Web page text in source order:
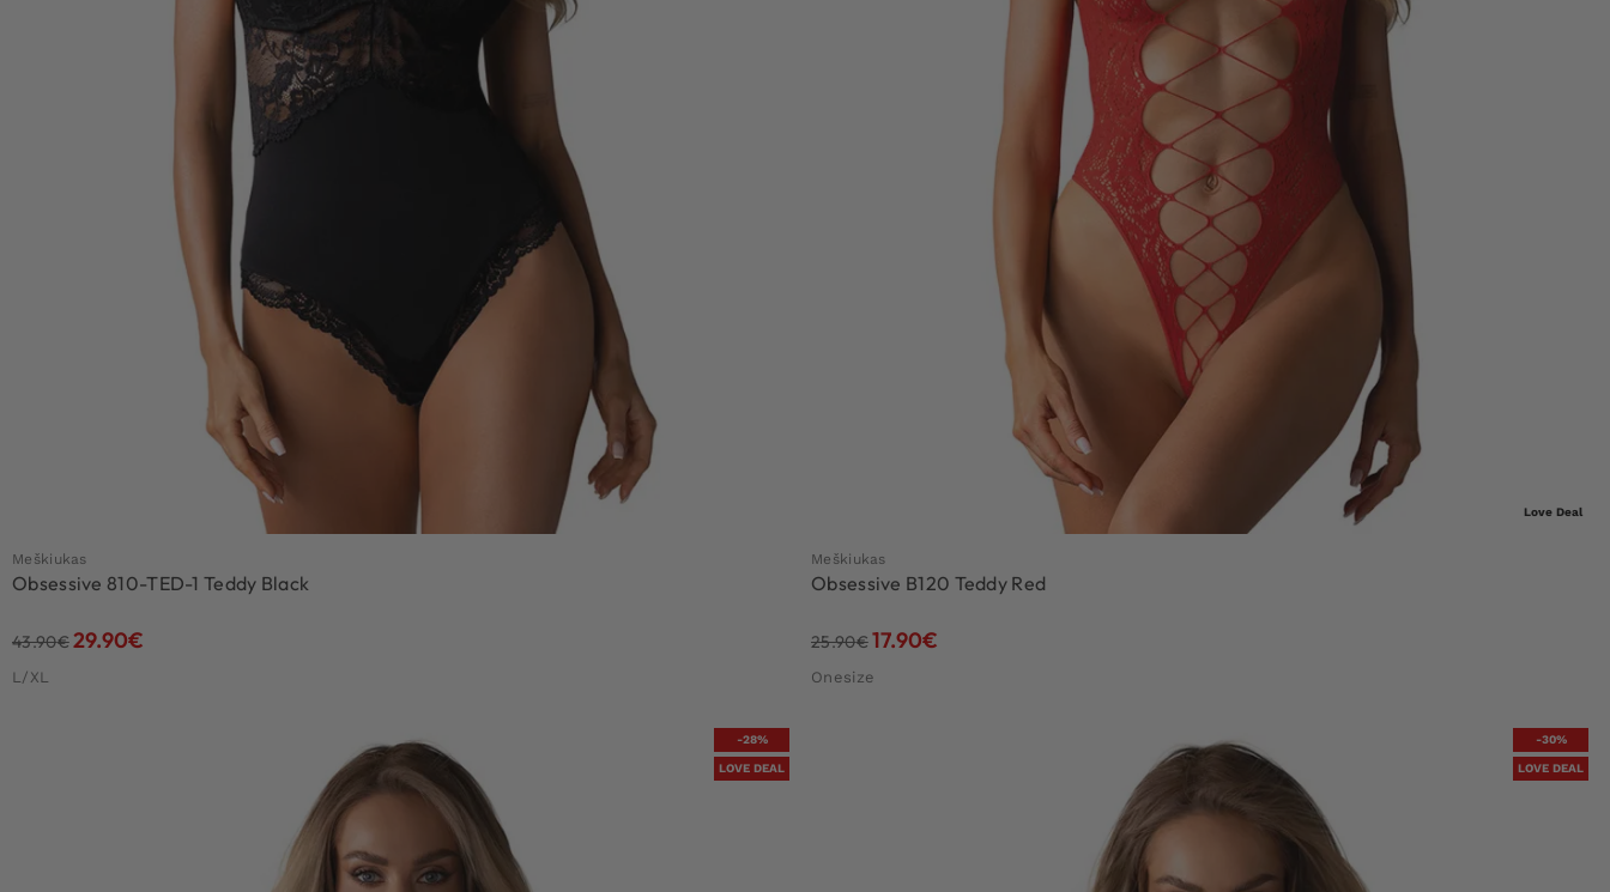
Meškiukas
Obsessive 810-TED-1 Teddy Black
43.90€29.90€
L/XL
Love Deal
Meškiukas
Obsessive B120 Teddy Red
25.90€17.90€
Onesize
-28%
LOVE DEAL
-30%
LOVE DEAL